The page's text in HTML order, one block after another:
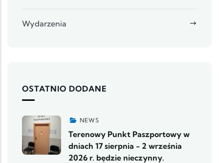
Wydarzenia
OSTATNIO DODANE
NEWS
Terenowy Punkt Paszportowy w
dniach 17 sierpnia - 2 września
2026 r. będzie nieczynny.